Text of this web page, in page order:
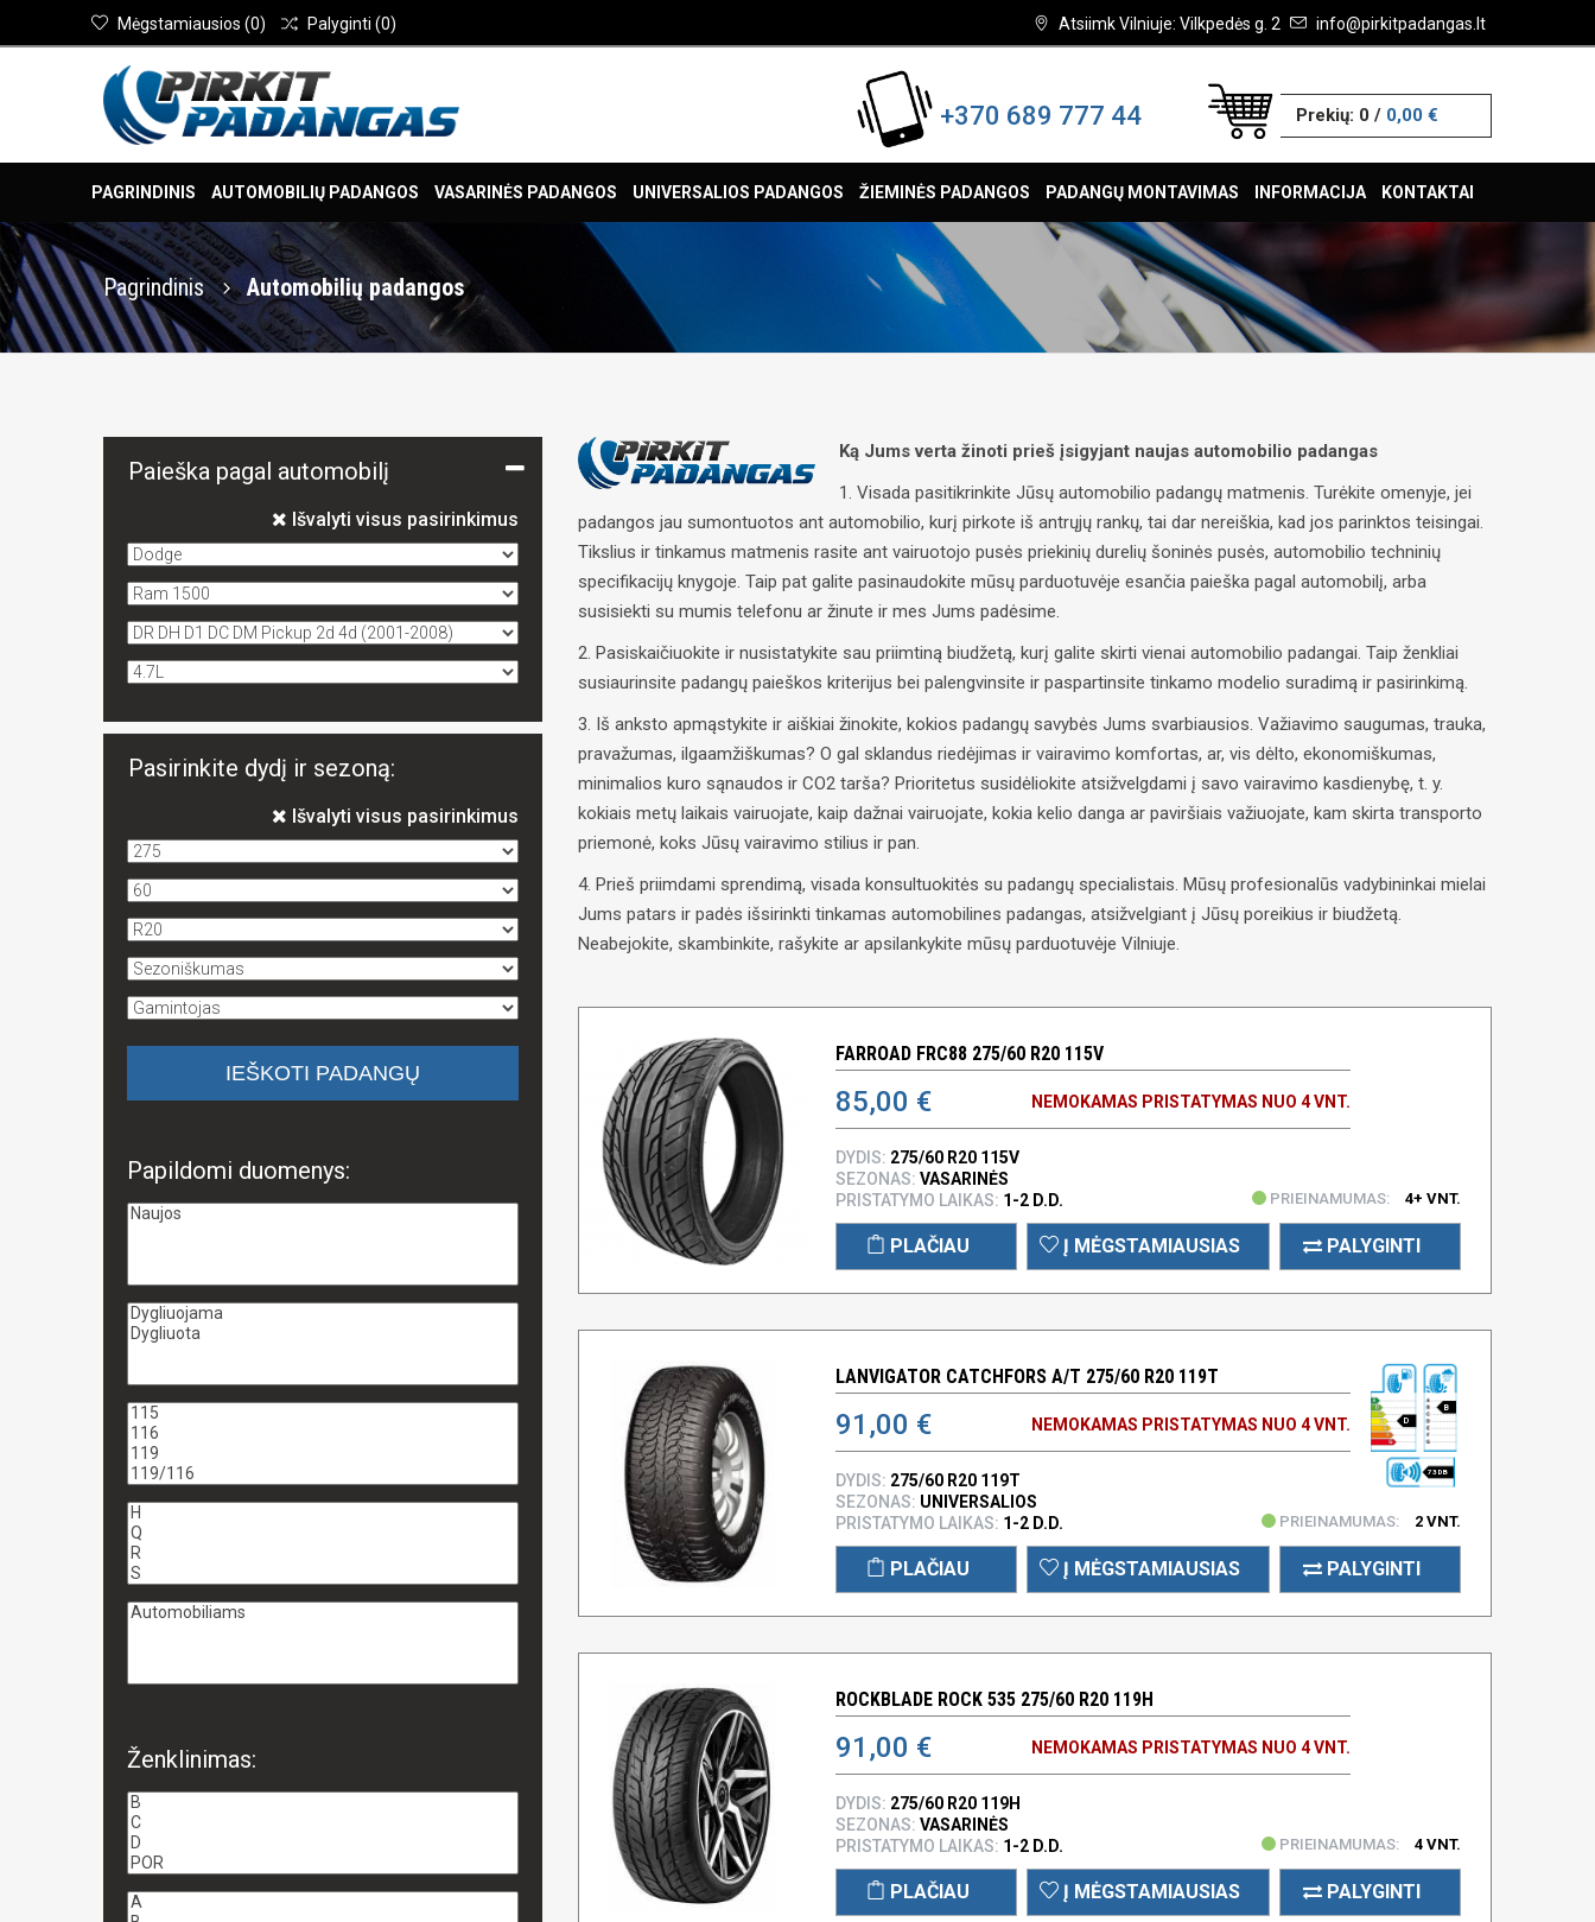
Atsiimk Vilniuje: Vilkpedės g. 2 info@pirkitpadangas.lt
Mėgstamiausios (0) Palyginti (0)
+370 689 777 44 Prekių: 0/ 0,00 €
PAGRINDINIS AUTOMOBILIŲ PADANGOS VASARINĖS PADANGOS UNIVERSALIOS PADANGOS ŽIEMINĖS PADANGOS PADANGŲ MONTAVIMAS INFORMACIJA KONTAKTAI
Pagrindinis Automobilių padangos
Paieška pagal automobilį
Išvalyti visus pasirinkimus
Pasirinkite dydį ir sezoną:
Išvalyti visus pasirinkimus
Papildomi duomenys:
Ženklinimas:
Ką Jums verta žinoti prieš įsigyjant naujas automobilio padangas
1. Visada pasitikrinkite Jūsų automobilio padangų matmenis. Turėkite omenyje, jei
padangos jau sumontuotos ant automobilio, kurį pirkote iš antrųjų rankų, tai dar nereiškia, kad jos parinktos teisingai.
Tikslius ir tinkamus matmenis rasite ant vairuotojo pusės priekinių durelių šoninės pusės, automobilio techninių
specifikacijų knygoje. Taip pat galite pasinaudokite mūsų parduotuvėje esančia paieška pagal automobilį, arba
susisiekti su mumis telefonu ar žinute ir mes Jums padėsime.
2. Pasiskaičiuokite ir nusistatykite sau priimtiną biudžetą, kurį galite skirti vienai automobilio padangai. Taip ženkliai
susiaurinsite padangų paieškos kriterijus bei palengvinsite ir paspartinsite tinkamo modelio suradimą ir pasirinkimą.
3. Iš anksto apmąstykite ir aiškiai žinokite, kokios padangų savybės Jums svarbiausios. Važiavimo saugumas, trauka,
pravažumas, ilgaamžiškumas? O gal sklandus riedėjimas ir vairavimo komfortas, ar, vis dėlto, ekonomiškumas,
minimalios kuro sąnaudos ir CO2 tarša? Prioritetus susidėliokite atsižvelgdami į savo vairavimo kasdienybę, t. y.
kokiais metų laikais vairuojate, kaip dažnai vairuojate, kokia kelio danga ar paviršiais važiuojate, kam skirta transporto
priemonė, koks Jūsų vairavimo stilius ir pan.
4. Prieš priimdami sprendimą, visada konsultuokitės su padangų specialistais. Mūsų profesionalūs vadybininkai mielai
Jums patars ir padės išsirinkti tinkamas automobilines padangas, atsižvelgiant į Jūsų poreikius ir biudžetą.
Neabejokite, skambinkite, rašykite ar apsilankykite mūsų parduotuvėje Vilniuje.
FARROAD FRC88 275/60 R20 115V
85,00 € NEMOKAMAS PRISTATYMAS NUO 4 VNT.
DYDIS: 275/60 R20 115V
SEZONAS: VASARINĖS
PRISTATYMO LAIKAS: 1-2 D.D. PRIEINAMUMAS: 4+ VNT.
PLAČIAU Į MĖGSTAMIAUSIAS PALYGINTI
LANVIGATOR CATCHFORS A/T 275/60 R20 119T
91,00 € NEMOKAMAS PRISTATYMAS NUO 4 VNT. D
B
73 DB
DYDIS: 275/60 R20 119T
SEZONAS: UNIVERSALIOS
PRISTATYMO LAIKAS: 1-2 D.D. PRIEINAMUMAS: 2 VNT.
PLAČIAU Į MĖGSTAMIAUSIAS PALYGINTI
ROCKBLADE ROCK 535 275/60 R20 119H
91,00 € NEMOKAMAS PRISTATYMAS NUO 4 VNT.
DYDIS: 275/60 R20 119H
SEZONAS: VASARINĖS
PRISTATYMO LAIKAS: 1-2 D.D. PRIEINAMUMAS: 4 VNT.
PLAČIAU Į MĖGSTAMIAUSIAS PALYGINTI